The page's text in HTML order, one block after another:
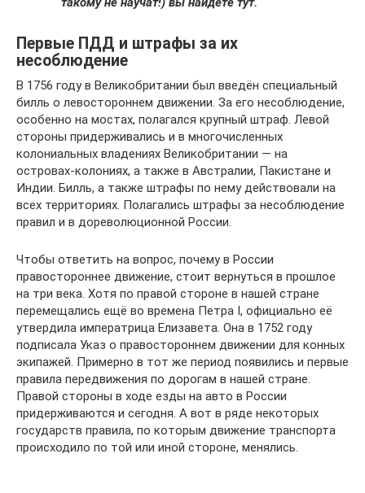
Первые ПДД и штрафы за их
несоблюдение
В 1756 году в Великобритании был введён специальный
билль о левостороннем движении. За его несоблюдение,
особенно на мостах, полагался крупный штраф. Левой
стороны придерживались и в многочисленных
колониальных владениях Великобритании — на
островах-колониях, а также в Австралии, Пакистане и
Индии. Билль, а также штрафы по нему действовали на
всех территориях. Полагались штрафы за несоблюдение
правил и в дореволюционной России.
Чтобы ответить на вопрос, почему в России
правостороннее движение, стоит вернуться в прошлое
на три века. Хотя по правой стороне в нашей стране
перемещались ещё во времена Петра I, официально её
утвердила императрица Елизавета. Она в 1752 году
подписала Указ о правостороннем движении для конных
экипажей. Примерно в тот же период появились и первые
правила передвижения по дорогам в нашей стране.
Правой стороны в ходе езды на авто в России
придерживаются и сегодня. А вот в ряде некоторых
государств правила, по которым движение транспорта
происходило по той или иной стороне, менялись.